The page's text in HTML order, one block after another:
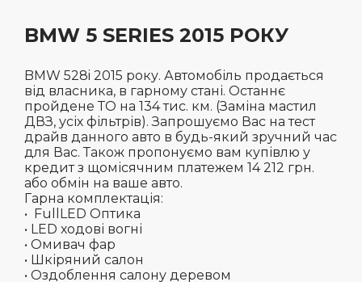
BMW 5 SERIES 2015 РОКУ
BMW 528i 2015 року. Автомобіль продається
від власника, в гарному стані. Останнє
пройдене ТО на 134 тис. км. (Заміна мастил
ДВЗ, усіх фільтрів). Запрошуємо Вас на тест
драйв данного авто в будь-який зручний час
для Вас. Також пропонуємо вам купівлю у
кредит з щомісячним платежем 14 212 грн.
або обмін на ваше авто.
Гарна комплектація:
• FullLED Оптика
• LED ходові вогні
• Омивач фар
• Шкіряний салон
• Оздоблення салону деревом